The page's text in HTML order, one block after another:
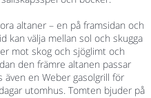
altaner – en på framsidan och
kan välja mellan sol och skugga
mot skog och sjöglimt och
den främre altanen passar
en Weber gasolgrill för
utomhus. Tomten bjuder på